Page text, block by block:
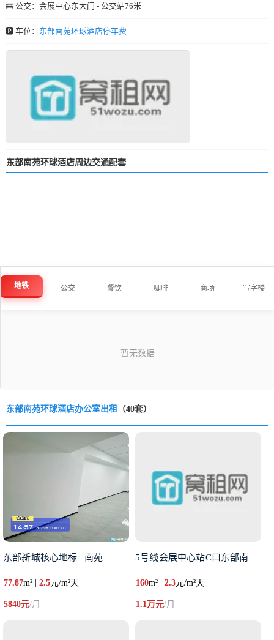
🚌 公交：会展中心东大门 - 公交站76米
🅿️ 车位： 东部南苑环球酒店停车费
东部南苑环球酒店周边交通配套
地铁 公交 餐饮 咖啡 商场 写字楼
东部南苑环球酒店办公室出租 （40套）
东部新城核心地标 | 南苑
77.87m² | 2.5元/m²天
5840元/月
5号线会展中心站C口东部南
160m² |2.3元/m²天
1.1万元/月